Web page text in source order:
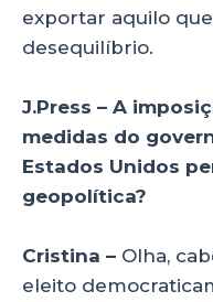
exportar aquilo
desequilíbrio.
J.Press – A
medidas do
Estados Unidos
geopolítica?
Cristina – Olha,
eleito